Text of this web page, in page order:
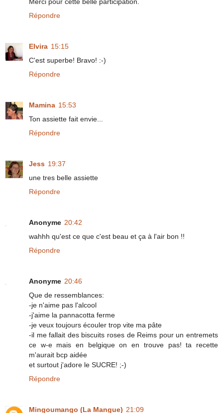
Répondre
Elvira 15:15
C'est superbe! Bravo! :-)
Répondre
Mamina 15:53
Ton assiette fait envie...
Répondre
Jess 19:37
une tres belle assiette
Répondre
Anonyme 20:42
wahhh qu'est ce que c'est beau et ça à l'air bon !!
Répondre
Anonyme 20:46
Que de ressemblances:
-je n'aime pas l'alcool
-j'aime la pannacotta ferme
-je veux toujours écouler trop vite ma pâte
-il me fallait des biscuits roses de Reims pour un entremets
ce w-e mais en belgique on en trouve pas! ta recette
m'aurait bcp aidée
et surtout j'adore le SUCRE! ;-)
Répondre
Mingoumango (La Mangue) 21:09